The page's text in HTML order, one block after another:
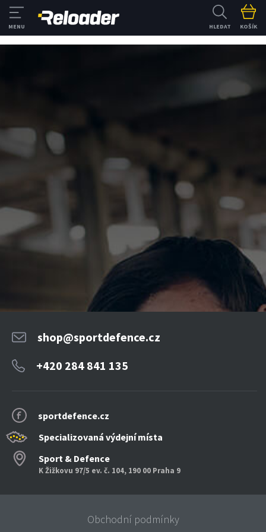
HLEDAT KOŠÍK
sportdefence.cz
Specializovaná výdejní místa
Sport & Defence
K Žižkovu 97/5 ev. č. 104, 190 00 Praha 9
shop@sportdefence.cz
+420 284 841 135
Obchodní podmínky